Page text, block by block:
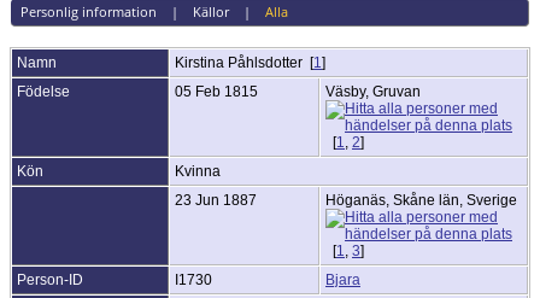
Personlig information | Källor| Alla
Namn Kirstina Påhlsdotter [1 ]
Födelse
05 Feb 1815 Väsby, Gruvan
[1 2]
Kön
Kvinna
23 Jun 1887
Höganäs, Skåne län, Sverige
[1 3]
Person-ID
I1730
Bjara